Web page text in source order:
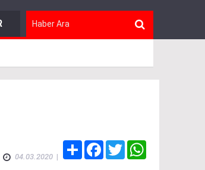
OTOMOBIL
04.03.2020 |
Share FacebookTwitter